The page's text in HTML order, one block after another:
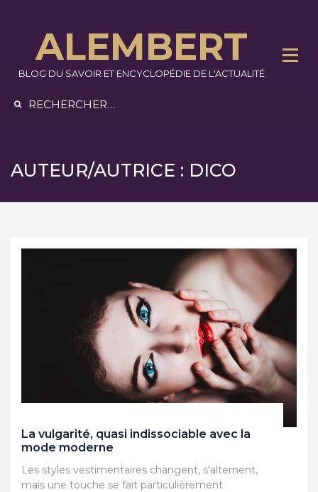
ALEMBERT
BLOG DU SAVOIR ET ENCYCLOPÉDIE DE L'ACTUALITÉ
AUTEUR/AUTRICE : DICO
La vulgarité, quasi indissociable avec la
mode moderne
Les styles vestimentaires changent, s'alternent,
mais une touche se fait particulièrement